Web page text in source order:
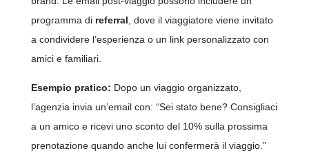
programma di referral , dove il viaggiatore viene invitato
a condividere l’esperienza o un link personalizzato con
amici e familiari.
Esempio pratico: Dopo un viaggio organizzato,
l’agenzia invia un’email con: “Sei stato bene? Consigliaci
a un amico e ricevi uno sconto del 10% sulla prossima
prenotazione quando anche lui confermerà il viaggio.”